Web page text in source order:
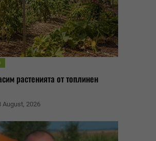
растенията от топлинен
August, 2026